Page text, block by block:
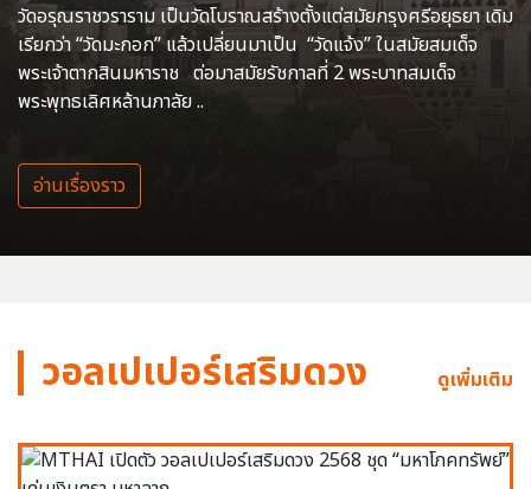
วัดอรุณราชวราราม เป็นวัดโบราณสร้างตั้งแต่สมัยกรุงศรีอยุธยา เดิม
เรียกว่า “วัดมะกอก” แล้วเปลี่ยนมาเป็น “วัดแจ้ง” ในสมัยสมเด็จ
พระเจ้าตากสินมหาราช ต่อมาสมัยรัชกาลที่ 2 พระบาทสมเด็จ
พระพุทธเลิศหล้านภาลัย ..
อ่านเรื่องราว
วอลเปเปอร์เสริมดวง ดูเพิ่มเติม